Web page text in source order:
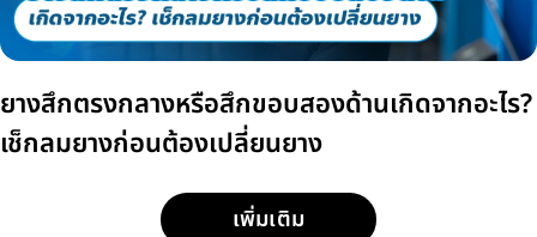
ยางสึกตรงกลางหรือสึกขอบสองด้านเกิดจากอะไร?
เช็กลมยางก่อนต้องเปลี่ยนยาง
เพิ่มเติม